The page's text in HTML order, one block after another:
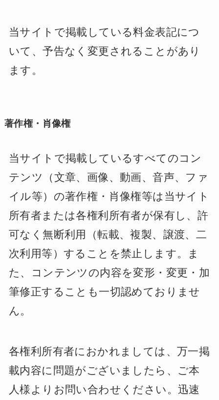
当サイトで掲載している料金表記につ
いて、予告なく変更されることがあり
ます。
著作権・肖像権
当サイトで掲載しているすべてのコン
テンツ（文章、画像、動画、音声、ファ
イル等）の著作権・肖像権等は当サイト
所有者または各権利所有者が保有し、許
可なく無断利用（転載、複製、譲渡、二
次利用等）することを禁止します。ま
た、コンテンツの内容を変形・変更・加
筆修正することも一切認めておりませ
ん。
各権利所有者におかれましては、万一掲
載内容に問題がございましたら、ご本
人様よりお問い合わせください。迅速